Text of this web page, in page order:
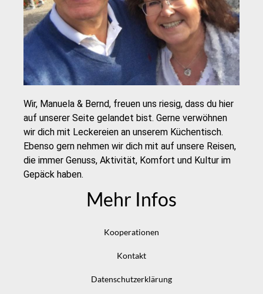
Wir, Manuela & Bernd, freuen uns riesig, dass du hier
auf unserer Seite gelandet bist. Gerne verwöhnen
wir dich mit Leckereien an unserem Küchentisch.
Ebenso gern nehmen wir dich mit auf unsere Reisen,
die immer Genuss, Aktivität, Komfort und Kultur im
Gepäck haben.
Mehr Infos
Kooperationen
Kontakt
Datenschutzerklärung